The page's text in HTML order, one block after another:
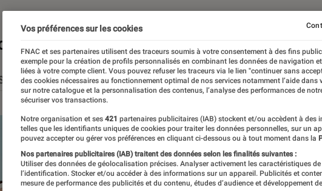
et guides
Vos préférences sur les cookies
FNAC et ses partenaires utilisent des traceurs soumis à votre consentement à des fins
exemple pour la création de profils personnalisés en combinant les données de navigation
liées à votre compte client. Vous pouvez refuser les traceurs via le lien "continuer sans
des cookies nécessaires au fonctionnement optimal de nos services notamment l’aide dans
sur notre catalogue et la personnalisation des contenus, l’analyse des performances de
sécuriser vos transactions.
Notre organisation et ses 421 partenaires publicitaires (IAB) stockent et/ou accèdent à des
telles que les identifiants uniques de cookies pour traiter les données personnelles, sur un
pouvez accepter ou gérer vos préférences en cliquant ci-dessous ou à tout moment dans la
Nos partenaires publicitaires (IAB) traitent des données selon les finalités suivantes :
Utiliser des données de géolocalisation précises. Analyser activement les caractéristiques
l’identification. Stocker et/ou accéder à des informations sur un appareil. Publicités et
mesure de performance des publicités et du contenu, études d’audience et développement